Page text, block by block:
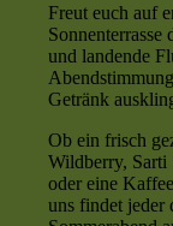
Freut euch auf
Sonnenterrasse
und landende
Getränk
Ob ein frisch
Wildberry,
oder eine
uns findet jeder